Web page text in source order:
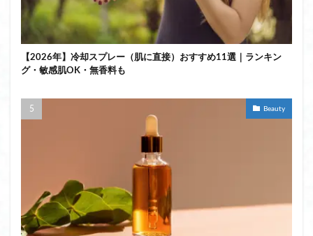
【2026年】冷却スプレー（肌に直接）おすすめ11選｜ランキン
グ・敏感肌OK・無香料も
Beauty